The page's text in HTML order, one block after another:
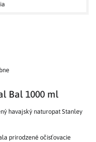
Bal 1000 ml
havajský naturopat Stanley
prirodzené očisťovacie